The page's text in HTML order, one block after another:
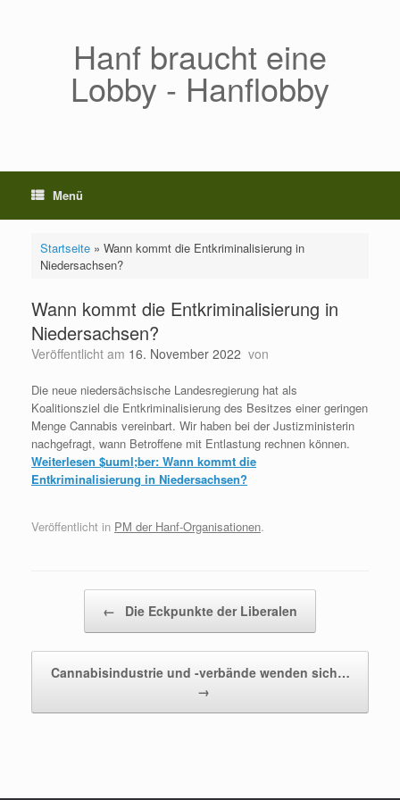
Hanf braucht eine
Lobby - Hanflobby
Menü
Startseite» Wann kommt die Entkriminalisierung in
Niedersachsen?
Wann kommt die Entkriminalisierung in
Niedersachsen?
Veröffentlicht am 16. November 2022 von
Die neue niedersächsische Landesregierung hat als
Koalitionsziel die Entkriminalisierung des Besitzes einer geringen
Menge Cannabis vereinbart. Wir haben bei der Justizministerin
nachgefragt, wann Betroffene mit Entlastung rechnen können.
Weiterlesen $uuml;ber: Wann kommt die
Entkriminalisierung in Niedersachsen?
Veröffentlicht in PM der Hanf-Organisationen.
← Die Eckpunkte der Liberalen
Cannabisindustrie und -verbände wenden sich…
→